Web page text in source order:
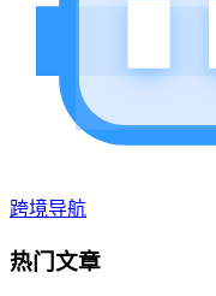
跨境导航
热门文章